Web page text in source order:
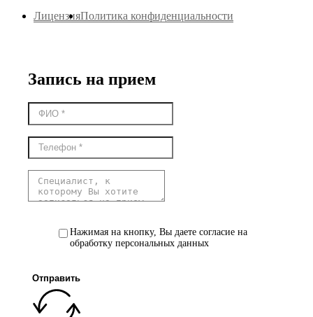
ЛицензияПолитика конфиденциальности
Запись на прием
Нажимая на кнопку, Вы даете согласие на
обработку персональных данных
Отправить